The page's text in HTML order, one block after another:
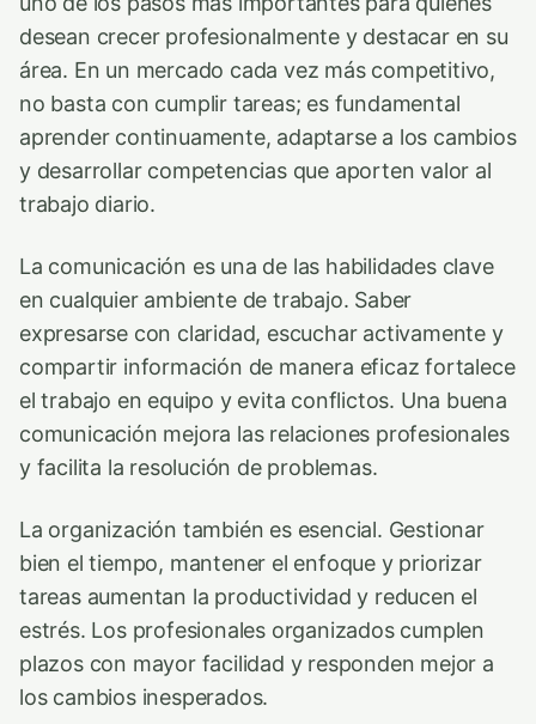
desean crecer profesionalmente y destacar en su
área. En un mercado cada vez más competitivo,
no basta con cumplir tareas; es fundamental
aprender continuamente, adaptarse a los cambios
y desarrollar competencias que aporten valor al
trabajo diario.
La comunicación es una de las habilidades clave
en cualquier ambiente de trabajo. Saber
expresarse con claridad, escuchar activamente y
compartir información de manera eficaz fortalece
el trabajo en equipo y evita conflictos. Una buena
comunicación mejora las relaciones profesionales
y facilita la resolución de problemas.
La organización también es esencial. Gestionar
bien el tiempo, mantener el enfoque y priorizar
tareas aumentan la productividad y reducen el
estrés. Los profesionales organizados cumplen
plazos con mayor facilidad y responden mejor a
los cambios inesperados.